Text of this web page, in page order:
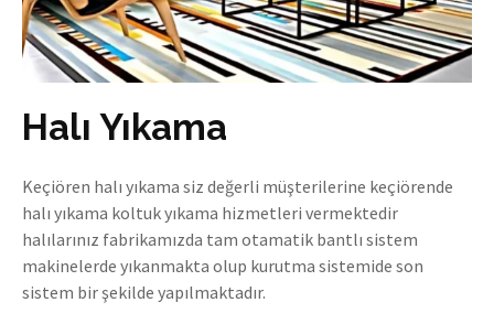
Halı Yıkama
Keçiören halı yıkama siz değerli müşterilerine keçiörende
halı yıkama koltuk yıkama hizmetleri vermektedir
halılarınız fabrikamızda tam otamatik bantlı sistem
makinelerde yıkanmakta olup kurutma sistemide son
sistem bir şekilde yapılmaktadır.